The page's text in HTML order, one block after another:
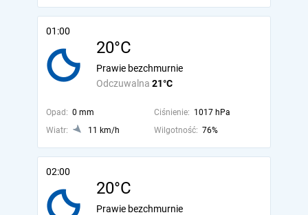
01:00
20°C
Odczuwalna 21°C
Prawie bezchmurnie
Opad: 0 mm Ciśnienie: 1017 hPa
Wiatr:
11 km/h Wilgotność: 76%
02:00
20°C
Prawie bezchmurnie